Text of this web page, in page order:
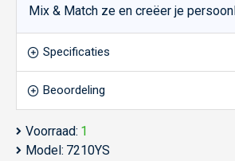
Mix & Match ze en creëer je
Specificaties
Beoordeling
Voorraad: 1
Model: 7210YS